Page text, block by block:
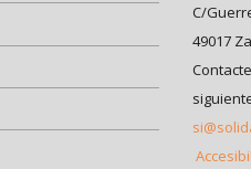
C/
49017